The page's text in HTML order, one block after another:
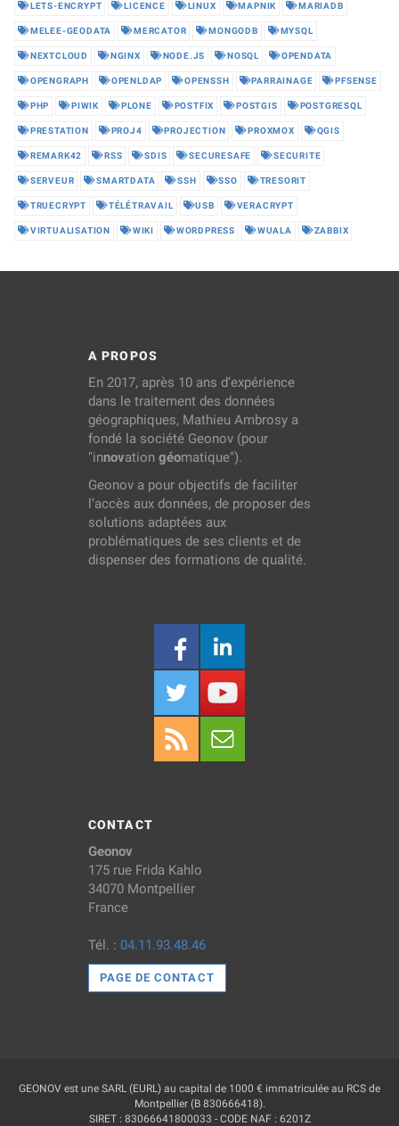
LETS-ENCRYPT LICENCE LINUX MAPNIK MARIADB
MELEE-GEODATA MERCATOR MONGODB MYSQL
NEXTCLOUD NGINX NODE.JS NOSQL OPENDATA
OPENGRAPH OPENLDAP OPENSSH PARRAINAGE PFSENSE
PHP PIWIK PLONE POSTFIX POSTGIS POSTGRESQL
PRESTATION PROJ4 PROJECTION PROXMOX QGIS
REMARK42 RSS SDIS SECURESAFE SECURITE
SERVEUR SMARTDATA SSH SSO TRESORIT
TRUECRYPT TÉLÉTRAVAIL USB VERACRYPT
VIRTUALISATION WIKI WORDPRESS WUALA ZABBIX
A PROPOS
En 2017, après 10 ans d’expérience
dans le traitement des données
géographiques, Mathieu Ambrosy a
fondé la société Geonov (pour
"innovation géomatique").
Geonov a pour objectifs de faciliter
l’accès aux données, de proposer des
solutions adaptées aux
problématiques de ses clients et de
dispenser des formations de qualité.
CONTACT
Geonov
175 rue Frida Kahlo
34070 Montpellier
France
Tél. : 04.11.93.48.46
PAGE DE CONTACT
GEONOV est une SARL (EURL) au capital de 1000 € immatriculée au RCS de
Montpellier (B 830666418).
SIRET : 83066641800033 - CODE NAF : 6201Z